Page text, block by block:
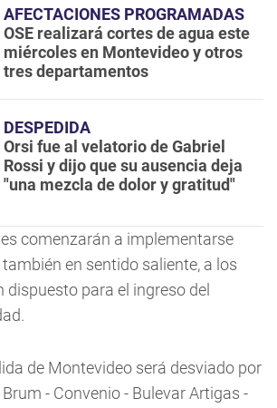
AFECTACIONES PROGRAMADAS
OSE realizará cortes de agua este
miércoles en Montevideo y otros
tres departamentos
DESPEDIDA
Orsi fue al velatorio de Gabriel
Rossi y dijo que su ausencia deja
"una mezcla de dolor y gratitud"
comenzarán a implementarse
en sentido saliente, a los
dispuesto para el ingreso del
de Montevideo será desviado por
- Convenio - Bulevar Artigas -